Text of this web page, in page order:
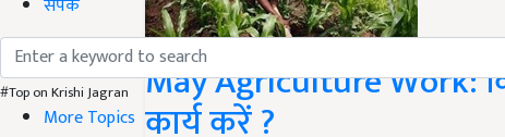
#Top on Krishi Jagran
More Topics
May Agriculture Work:
कार्य करें ?